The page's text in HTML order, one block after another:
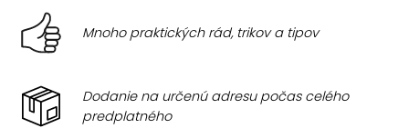
Mnoho praktických rád, trikov a tipov
Dodanie na určenú adresu počas celého
predplatného